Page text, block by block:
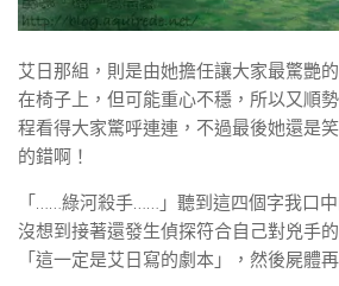
艾日那組，則是由她擔任讓大家最驚艷
在椅子上，但可能重心不穩，所以又順
程看得大家驚呼連連，不過最後她還是
的錯啊！
「……綠河殺手……」聽到這四個字我口
沒想到接著還發生偵探符合自己對兇手
「這一定是艾日寫的劇本」，然後屍體